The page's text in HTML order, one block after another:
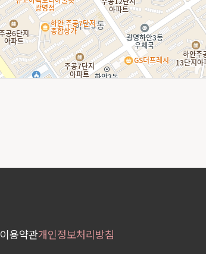
이용약관개인정보처리방침